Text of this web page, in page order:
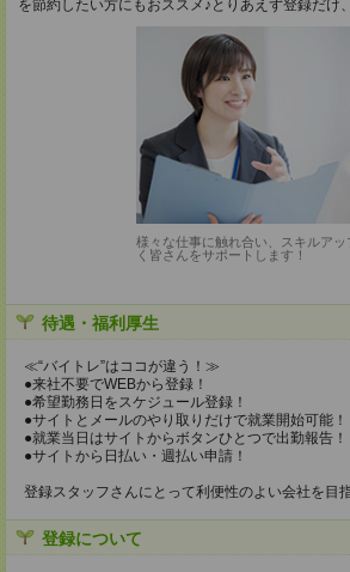
を節約したい方にもおススメ♪とりあえず登録だけ
様々な仕事に触れ合い、スキルアッ
く皆さんをサポートします！
待遇・福利厚生
≪“バイトレ”はココが違う！≫
●来社不要でWEBから登録！
●希望勤務日をスケジュール登録！
●サイトとメールのやり取りだけで就業開始可能！
●就業当日はサイトからボタンひとつで出勤報告！
●サイトから日払い・週払い申請！
登録スタッフさんにとって利便性のよい会社を目
登録について